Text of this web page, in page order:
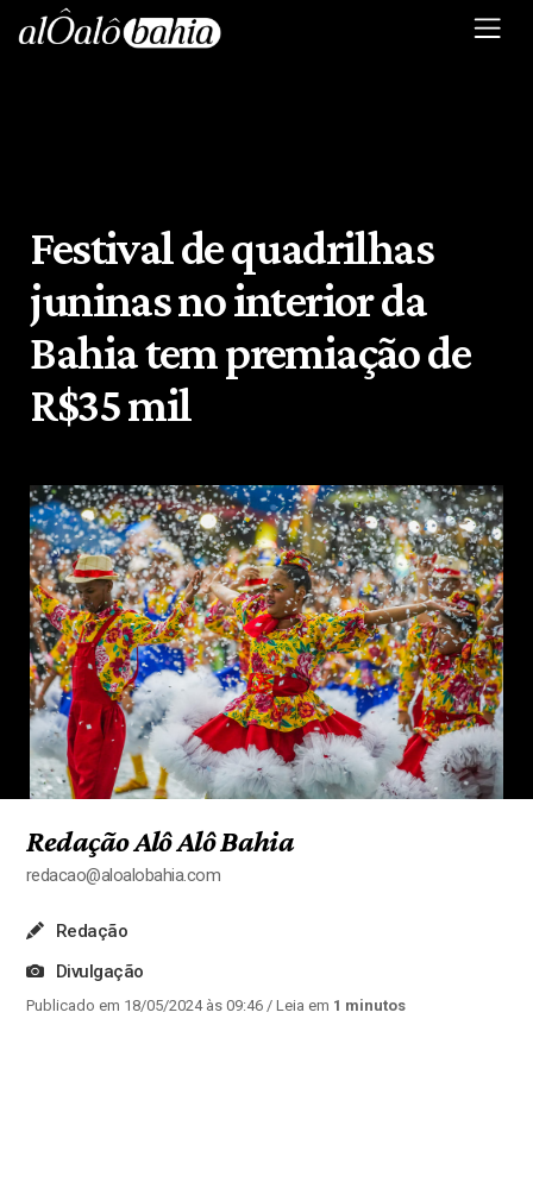
Festival de quadrilhas
juninas no interior da
Bahia tem premiação de
R$35 mil
Redação Alô Alô Bahia
redacao@aloalobahia.com
Redação
Divulgação
Publicado em 18/05/2024 às 09:46/ Leia em 1 minutos